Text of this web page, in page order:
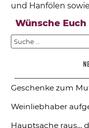
und Hanfölen
Wünsche
Suche
Geschenke zum
Weinliebhaber
Hauptsache raus…